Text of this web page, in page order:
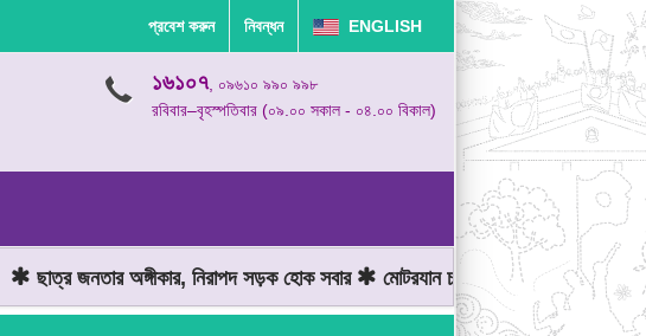
প্রবেশ করুন নিবন্ধন ENGLISH
১৬১০৭, ০৯৬১০ ৯৯০ ৯৯৮
রবিবার–বৃহস্পতিবার (০৯.০০ সকাল - ০৪.০০ বিকাল)
ছাত্র জনতার অঙ্গীকার, নিরাপদ সড়ক হোক সবার মোটরযান চালানোর সময় গতিসীমা মেনে চলুন